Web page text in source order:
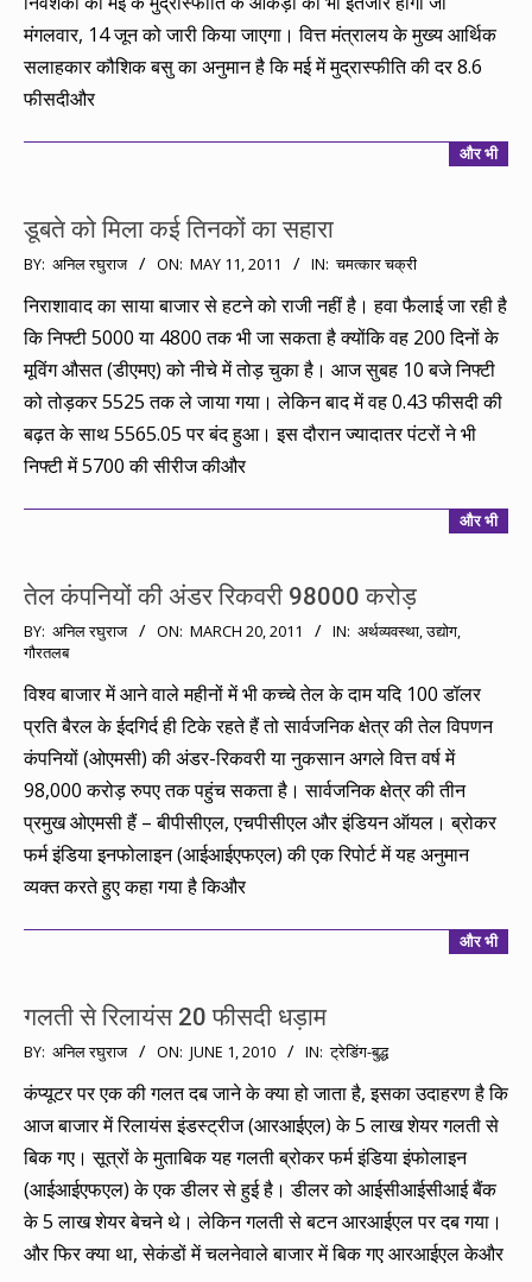
मंगलवार, 14 जून को जारी किया जाएगा। वित्त मंत्रालय के मुख्य आर्थिक
सलाहकार कौशिक बसु का अनुमान है कि मई में मुद्रास्फीति की दर 8.6
फीसदीऔर
और भी
डूबते को मिला कई तिनकों का सहारा
2011-
05-
11
BY: अनिल रघुराज ON: MAY 11, 2011 IN: चमत्कार चक्री
निराशावाद का साया बाजार से हटने को राजी नहीं है। हवा फैलाई जा रही है
कि निफ्टी 5000 या 4800 तक भी जा सकता है क्योंकि वह 200 दिनों के
मूविंग औसत (डीएमए) को नीचे में तोड़ चुका है। आज सुबह 10 बजे निफ्टी
को तोड़कर 5525 तक ले जाया गया। लेकिन बाद में वह 0.43 फीसदी की
बढ़त के साथ 5565.05 पर बंद हुआ। इस दौरान ज्यादातर पंटरों ने भी
निफ्टी में 5700 की सीरीज कीऔर
और भी
तेल कंपनियों की अंडर रिकवरी 98000 करोड़
2011-
03-
20
BY: अनिल रघुराज ON: MARCH 20, 2011 IN: अर्थव्यवस्था,उद्योग,
गौरतलब
विश्व बाजार में आने वाले महीनों में भी कच्चे तेल के दाम यदि 100 डॉलर
प्रति बैरल के ईदगिर्द ही टिके रहते हैं तो सार्वजनिक क्षेत्र की तेल विपणन
कंपनियों (ओएमसी) की अंडर-रिकवरी या नुकसान अगले वित्त वर्ष में
98,000 करोड़ रुपए तक पहुंच सकता है। सार्वजनिक क्षेत्र की तीन
प्रमुख ओएमसी हैं – बीपीसीएल, एचपीसीएल और इंडियन ऑयल। ब्रोकर
फर्म इंडिया इनफोलाइन (आईआईएफएल) की एक रिपोर्ट में यह अनुमान
व्यक्त करते हुए कहा गया है किऔर
और भी
गलती से रिलायंस 20 फीसदी धड़ाम
2010-
06-
BY: अनिल रघुराज ON: JUNE 1, 2010 IN: ट्रेडिंग-बुद्ध
कंप्यूटर पर एक की गलत दब जाने के क्या हो जाता है, इसका उदाहरण है कि
आज बाजार में रिलायंस इंडस्ट्रीज (आरआईएल) के 5 लाख शेयर गलती से
बिक गए। सूत्रों के मुताबिक यह गलती ब्रोकर फर्म इंडिया इंफोलाइन
(आईआईएफएल) के एक डीलर से हुई है। डीलर को आईसीआईसीआई बैंक
के 5 लाख शेयर बेचने थे। लेकिन गलती से बटन आरआईएल पर दब गया।
और फिर क्या था, सेकंडों में चलनेवाले बाजार में बिक गए आरआईएल केऔर